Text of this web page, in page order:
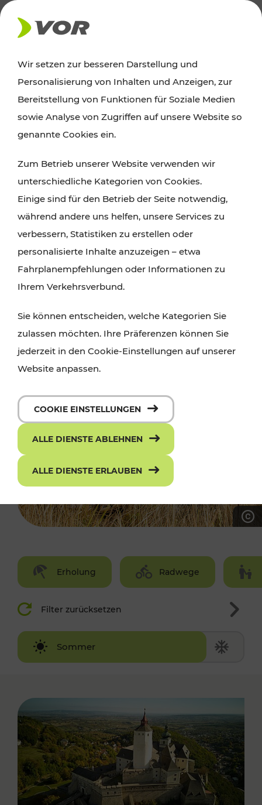
AKTUELLES
Ausflugstipps
Wien, Niederösterreich und das Burgenland
Wanderungen, Kultur und Gastronomie,
Radtouren oder purer Naturgenuss – viele
Attraktionen sind mit den Ticket- und Fahrplan-
Angeboten des VOR gut und schnell erreichbar.
Erholung Radwege
Filter zurücksetzen
Sommer
Winter
Wir setzen zur besseren Darstellung und
Personalisierung von Inhalten und Anzeigen, zur
Bereitstellung von Funktionen für Soziale Medien
sowie Analyse von Zugriffen auf unsere Website so
genannte Cookies ein.
Zum Betrieb unserer Website verwenden wir
unterschiedliche Kategorien von Cookies.
Einige sind für den Betrieb der Seite notwendig,
während andere uns helfen, unsere Services zu
verbessern, Statistiken zu erstellen oder
personalisierte Inhalte anzuzeigen – etwa
Fahrplanempfehlungen oder Informationen zu
Ihrem Verkehrsverbund.
Sie können entscheiden, welche Kategorien Sie
zulassen möchten. Ihre Präferenzen können Sie
jederzeit in den Cookie-Einstellungen auf unserer
Website anpassen.
COOKIE EINSTELLUNGEN
ALLE DIENSTE ABLEHNEN
ALLE DIENSTE ERLAUBEN